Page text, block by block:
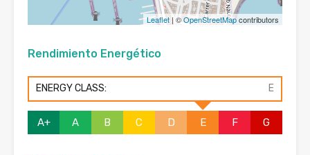
Leaflet | ©OpenStreetMapcontributors
Rendimiento Energético
ENERGY CLASS: E
A+ A B C D E F G